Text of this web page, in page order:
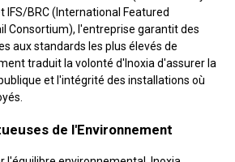
IFS/BRC (International Featured
Consortium), l'entreprise garantit des
aux standards les plus élevés de
traduit la volonté d'Inoxia d'assurer la
et l'intégrité des installations où
de l'Environnement